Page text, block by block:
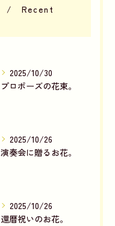
Recent
2025/10/30
プロポーズの花束。
2025/10/26
演奏会に贈るお花。
2025/10/26
還暦祝いのお花。